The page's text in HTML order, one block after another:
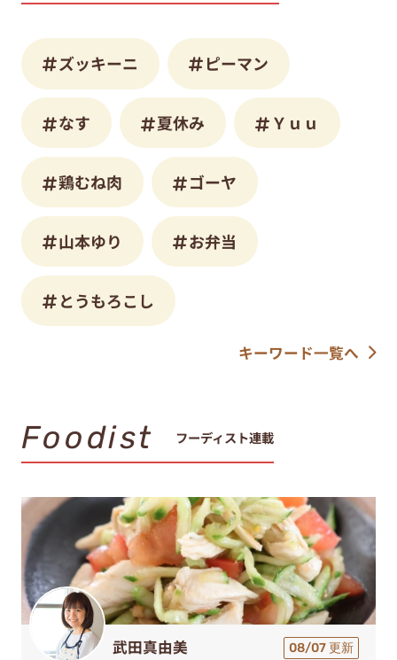
ズッキーニ ピーマン
なす 夏休み Ｙｕｕ
鶏むね肉 ゴーヤ
山本ゆり お弁当
とうもろこし
キーワード一覧へ
Foodist フーディスト連載
武田真由美 08/07 更新